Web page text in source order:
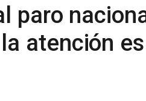
paro
atención